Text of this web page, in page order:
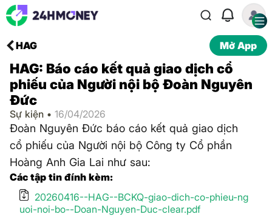
HAG Mở App
HAG: Báo cáo kết quả giao dịch cổ
phiếu của Người nội bộ Đoàn Nguyên
Đức
Sự kiện • 16/04/2026
Đoàn Nguyên Đức báo cáo kết quả giao dịch
cổ phiếu của Người nội bộ Công ty Cổ phần
Hoàng Anh Gia Lai như sau:
Các tập tin đính kèm:
20260416--HAG--BCKQ-giao-dich-co-phieu-ng
uoi-noi-bo--Doan-Nguyen-Duc-clear.pdf